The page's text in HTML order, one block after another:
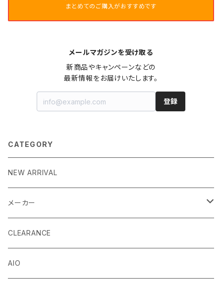
まとめてのご購入がおすすめです
メールマガジンを受け取る
新商品やキャンペーンなどの
最新情報をお届けいたします。
登録
CATEGORY
NEW ARRIVAL
メーカー
EK by LM Tek
Stealkey Customs (coming soon)
CLEARANCE
AIO